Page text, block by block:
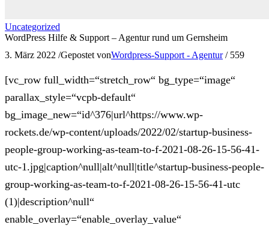
Uncategorized
WordPress Hilfe & Support – Agentur rund um Gernsheim
3. März 2022 /Gepostet vonWordpress-Support - Agentur / 559
[vc_row full_width=“stretch_row“ bg_type=“image“
parallax_style=“vcpb-default“
bg_image_new=“id^376|url^https://www.wp-
rockets.de/wp-content/uploads/2022/02/startup-business-
people-group-working-as-team-to-f-2021-08-26-15-56-41-
utc-1.jpg|caption^null|alt^null|title^startup-business-people-
group-working-as-team-to-f-2021-08-26-15-56-41-utc
(1)|description^null“
enable_overlay=“enable_overlay_value“